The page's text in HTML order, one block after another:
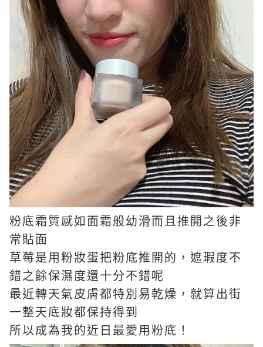
粉底霜質感如面霜般幼滑而且推開之後非
常貼面
草莓是用粉妝蛋把粉底推開的，遮瑕度不
錯之餘保濕度還十分不錯呢
最近轉天氣皮膚都特別易乾燥，就算出街
一整天底妝都保持得到
所以成為我的近日最愛用粉底！